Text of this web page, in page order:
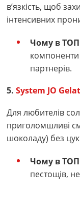
в’язкість, щоб
інтенсивних
Чому в
партнерів.
5. System JO
Для любителів
приголомшливі
шоколаду) без
Чому в
пестощів,